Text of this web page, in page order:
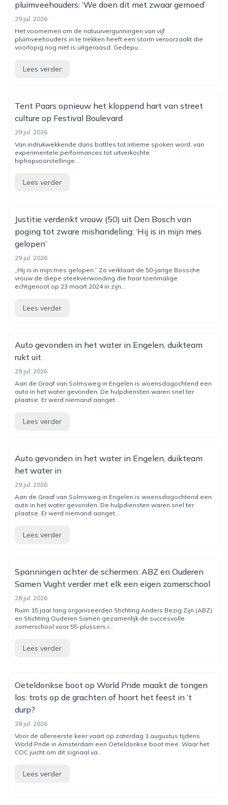
pluimveehouders: ‘We doen dit met zwaar gemoed’
29 jul. 2026
Het voornemen om de natuurvergunningen van vijf
pluimveehouders in te trekken heeft een storm veroorzaakt die
voorlopig nog niet is uitgeraasd. Gedepu...
Lees verder
Tent Paars opnieuw het kloppend hart van street
culture op Festival Boulevard
29 jul. 2026
Van indrukwekkende dans battles tot intieme spoken word, van
experimentele performances tot uitverkochte
hiphopvoorstellinge...
Lees verder
Justitie verdenkt vrouw (50) uit Den Bosch van
poging tot zware mishandeling: ‘Hij is in mijn mes
gelopen’
29 jul. 2026
„Hij is in mijn mes gelopen.” Zo verklaart de 50-jarige Bossche
vrouw de diepe steekverwonding die haar toenmalige
echtgenoot op 23 maart 2024 in zijn...
Lees verder
Auto gevonden in het water in Engelen, duikteam
rukt uit
29 jul. 2026
Aan de Graaf van Solmsweg in Engelen is woensdagochtend een
auto in het water gevonden. De hulpdiensten waren snel ter
plaatse. Er werd niemand aanget...
Lees verder
Auto gevonden in het water in Engelen, duikteam
het water in
29 jul. 2026
Aan de Graaf van Solmsweg in Engelen is woensdagochtend een
auto in het water gevonden. De hulpdiensten waren snel ter
plaatse. Er werd niemand aanget...
Lees verder
Spanningen achter de schermen: ABZ en Ouderen
Samen Vught verder met elk een eigen zomerschool
28 jul. 2026
Ruim 15 jaar lang organiseerden Stichting Anders Bezig Zijn (ABZ)
en Stichting Ouderen Samen gezamenlijk de succesvolle
zomerschool voor 55-plussers i...
Lees verder
Oeteldonkse boot op World Pride maakt de tongen
los: trots op de grachten of hoort het feest in ’t
durp?
28 jul. 2026
Voor de allereerste keer vaart op zaterdag 1 augustus tijdens
World Pride in Amsterdam een Oeteldonkse boot mee. Waar het
COC juicht om dit signaal va...
Lees verder